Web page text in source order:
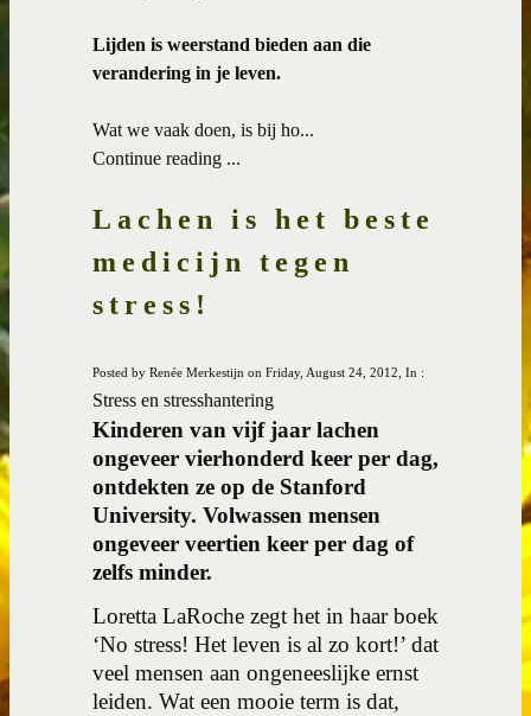
Lijden is weerstand bieden aan die
verandering in je leven.
Wat we vaak doen, is bij ho...
Continue reading ...
Lachen is het beste
medicijn tegen
stress!
Posted by Renée Merkestijn on Friday, August 24, 2012, In :
Stress en stresshantering
Kinderen van vijf jaar lachen
ongeveer vierhonderd keer per dag,
ontdekten ze op de Stanford
University. Volwassen mensen
ongeveer veertien keer per dag of
zelfs minder.
Loretta LaRoche zegt het in haar boek
‘No stress! Het leven is al zo kort!’ dat
veel mensen aan ongeneeslijke ernst
leiden. Wat een mooie term is dat,